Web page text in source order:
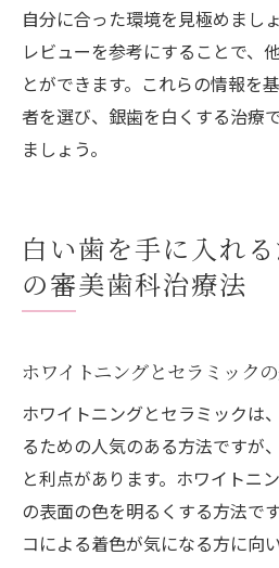
自分に合った環境を見極めまし
レビューを参考にすることで、
とができます。これらの情報を
者を選び、銀歯を白くする治療
ましょう。
白い歯を手に入れ
の審美歯科治療法
ホワイトニングとセラミック
ホワイトニングとセラミックは
るための人気のある方法ですが
と利点があります。ホワイトニ
の表面の色を明るくする方法で
コによる着色が気になる方に向